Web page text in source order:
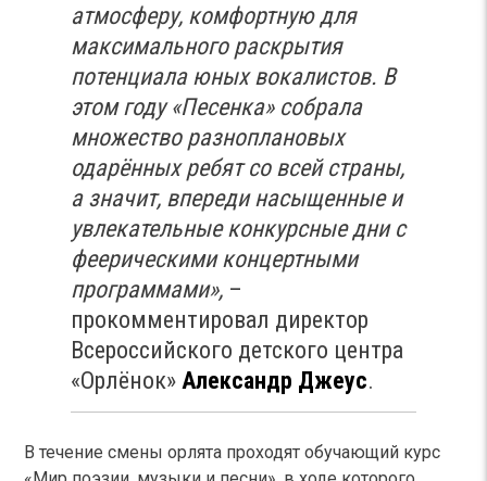
атмосферу, комфортную для
максимального раскрытия
потенциала юных вокалистов. В
этом году «Песенка» собрала
множество разноплановых
одарённых ребят со всей страны,
а значит, впереди насыщенные и
увлекательные конкурсные дни с
феерическими концертными
программами», –
прокомментировал директор
Всероссийского детского центра
«Орлёнок» Александр Джеус.
В течение смены орлята проходят обучающий курс